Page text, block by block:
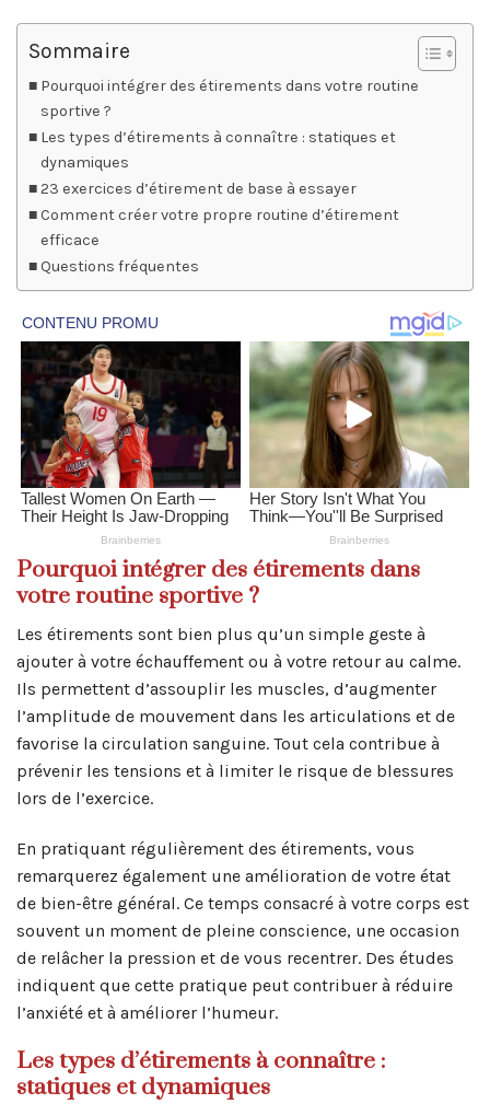
Sommaire
Pourquoi intégrer des étirements dans votre routine
sportive ?
Les types d’étirements à connaître : statiques et
dynamiques
23 exercices d’étirement de base à essayer
Comment créer votre propre routine d’étirement
efficace
Questions fréquentes
Pourquoi intégrer des étirements dans
votre routine sportive ?
Les étirements sont bien plus qu’un simple geste à
ajouter à votre échauffement ou à votre retour au calme.
Ils permettent d’assouplir les muscles, d’augmenter
l’amplitude de mouvement dans les articulations et de
favorise la circulation sanguine. Tout cela contribue à
prévenir les tensions et à limiter le risque de blessures
lors de l’exercice.
En pratiquant régulièrement des étirements, vous
remarquerez également une amélioration de votre état
de bien-être général. Ce temps consacré à votre corps est
souvent un moment de pleine conscience, une occasion
de relâcher la pression et de vous recentrer. Des études
indiquent que cette pratique peut contribuer à réduire
l’anxiété et à améliorer l’humeur.
Les types d’étirements à connaître :
statiques et dynamiques